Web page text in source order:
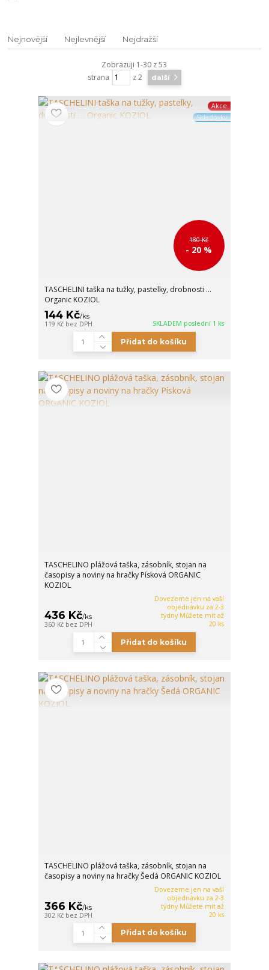
Nejnovější Nejlevnější Nejdražší
Zobrazuji 1-30 z 53
strana
z 2 další
Akce
Skladovky
180 Kč
- 20 %
TASCHELINI taška na tužky, pastelky, drobnosti …
Organic KOZIOL
144 Kč/ks
119 Kč bez DPH SKLADEM poslední 1 ks
Přidat do košíku
TASCHELINO plážová taška, zásobník, stojan na
časopisy a noviny na hračky Písková ORGANIC
KOZIOL
436 Kč/ks
360 Kč bez DPH
Dovezeme jen na vaší
objednávku za 2-3
týdny Můžete mít až
20 ks
Přidat do košíku
TASCHELINO plážová taška, zásobník, stojan na
časopisy a noviny na hračky Šedá ORGANIC KOZIOL
366 Kč/ks
302 Kč bez DPH
Dovezeme jen na vaší
objednávku za 2-3
týdny Můžete mít až
20 ks
Přidat do košíku